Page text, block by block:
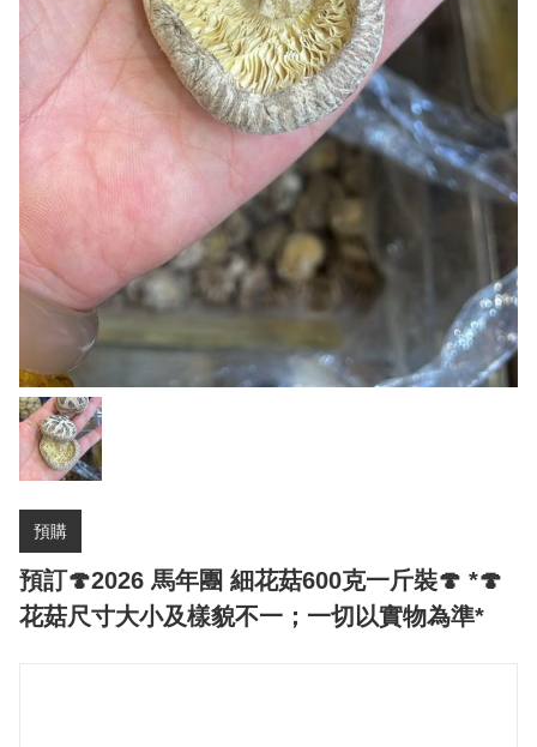
預購
預訂🍄2026 馬年團 細花菇600克一斤裝🍄 *🍄
花菇尺寸大小及樣貌不一；一切以實物為準*